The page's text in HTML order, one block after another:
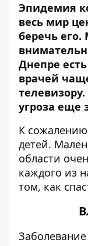
Эпидемия
весь мир
беречь
Днепре
врачей
угроза еще
К
детей.
области
каждого из
том, как